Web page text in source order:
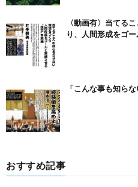
〈動画有〉当てる
り、人間形成をゴ
「こんな事も知ら
おすすめ記事